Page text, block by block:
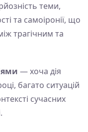
теми,
та самоіронії, що
трагічним та
— хоча дія
багато ситуацій
сучасних